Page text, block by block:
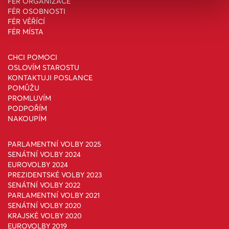
FÉR OSOBNOSTI
FÉR VĚŘÍCÍ
FÉR MÍSTA
CHCI POMOCI
OSLOVÍM STAROSTU
KONTAKTUJI POSLANCE
POMŮŽU
PROMLUVÍM
PODPOŘÍM
NAKOUPÍM
PARLAMENTNÍ VOLBY 2025
SENÁTNÍ VOLBY 2024
EUROVOLBY 2024
PREZIDENTSKÉ VOLBY 2023
SENÁTNÍ VOLBY 2022
PARLAMENTNÍ VOLBY 2021
SENÁTNÍ VOLBY 2020
KRAJSKÉ VOLBY 2020
EUROVOLBY 2019